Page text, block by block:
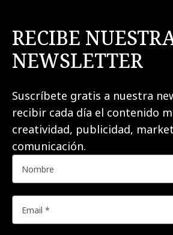
RECIBE
NEWSLETTER
Suscríbete gratis a nuestra
recibir cada día el contenido
creatividad, publicidad,
comunicación.